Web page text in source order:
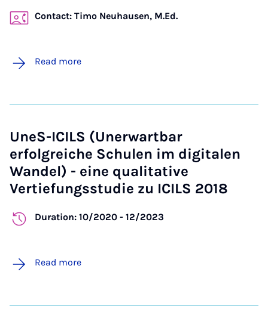
Contact: Timo Neuhausen, M.Ed.
Read more
UneS-ICILS (Unerwartbar
erfolgreiche Schulen im digitalen
Wandel) - eine qualitative
Vertiefungsstudie zu ICILS 2018
Duration: 10/2020 - 12/2023
Read more